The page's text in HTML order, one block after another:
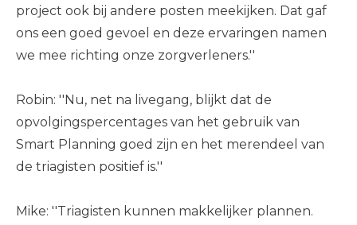
project ook bij andere posten meekijken. Dat gaf
ons een goed gevoel en deze ervaringen namen
we mee richting onze zorgverleners.''
Robin: ''Nu, net na livegang, blijkt dat de
opvolgingspercentages van het gebruik van
Smart Planning goed zijn en het merendeel van
de triagisten positief is.''
Mike: ''Triagisten kunnen makkelijker plannen.